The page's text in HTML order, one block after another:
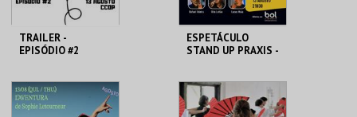
TRAILER -
EPISÓDIO #2
AUDITÓRIO CCOP
ESPETÁCULO
STAND UP PRAXIS -
PRAXIS